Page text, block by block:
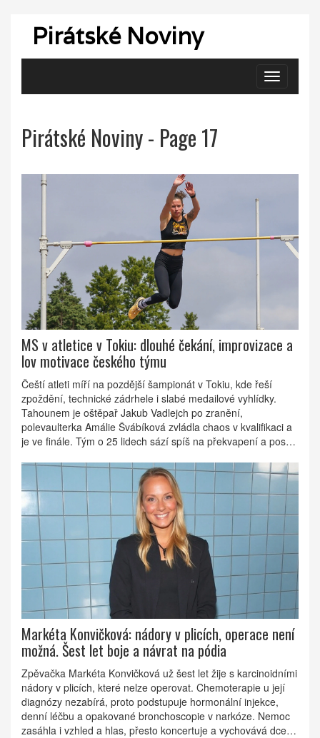
Pirátské Noviny
Zobrazit
navigaci
Pirátské Noviny - Page 17
MS v atletice v Tokiu: dlouhé čekání, improvizace a
lov motivace českého týmu
Čeští atleti míří na pozdější šampionát v Tokiu, kde řeší
zpoždění, technické zádrhele i slabé medailové vyhlídky.
Tahounem je oštěpař Jakub Vadlejch po zranění,
polevaulterka Amálie Švábíková zvládla chaos v kvalifikaci a
je ve finále. Tým o 25 lidech sází spíš na překvapení a posun
Markéta Konvičková: nádory v plicích, operace není
možná. Šest let boje a návrat na pódia
Zpěvačka Markéta Konvičková už šest let žije s karcinoidními
nádory v plicích, které nelze operovat. Chemoterapie u její
diagnózy nezabírá, proto podstupuje hormonální injekce,
denní léčbu a opakované bronchoscopie v narkóze. Nemoc
zasáhla i vzhled a hlas, přesto koncertuje a vychovává dceru.